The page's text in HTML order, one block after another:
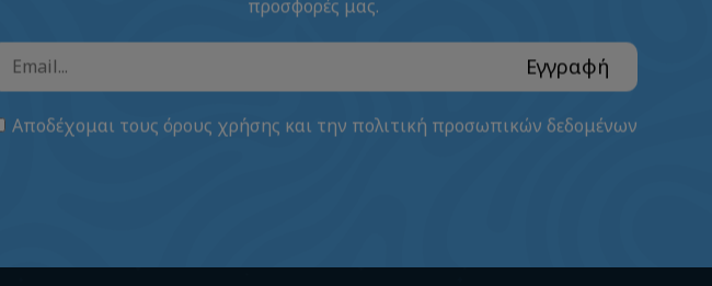
Εγγραφή
Αποδέχομαι τους όρους χρήσης και την πολιτική προσωπικών δεδομένων